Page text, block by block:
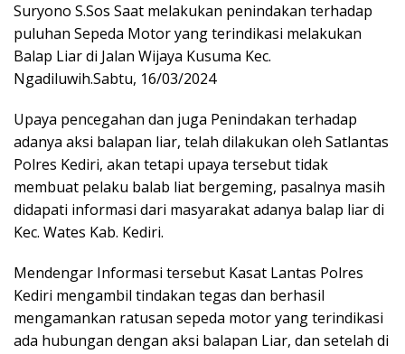
Suryono S.Sos Saat melakukan penindakan terhadap
puluhan Sepeda Motor yang terindikasi melakukan
Balap Liar di Jalan Wijaya Kusuma Kec.
Ngadiluwih.Sabtu, 16/03/2024
Upaya pencegahan dan juga Penindakan terhadap
adanya aksi balapan liar, telah dilakukan oleh Satlantas
Polres Kediri, akan tetapi upaya tersebut tidak
membuat pelaku balab liat bergeming, pasalnya masih
didapati informasi dari masyarakat adanya balap liar di
Kec. Wates Kab. Kediri.
Mendengar Informasi tersebut Kasat Lantas Polres
Kediri mengambil tindakan tegas dan berhasil
mengamankan ratusan sepeda motor yang terindikasi
ada hubungan dengan aksi balapan Liar, dan setelah di